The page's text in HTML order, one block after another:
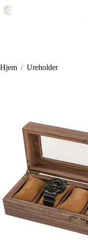
til
Hjem / Ureholder